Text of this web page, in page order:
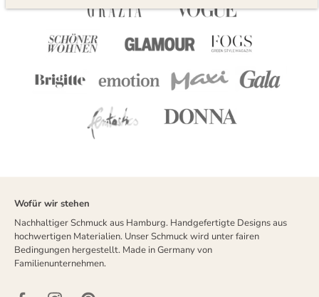
Wofür wir stehen
Nachhaltiger Schmuck aus Hamburg. Handgefertigte Designs aus
hochwertigen Materialien. Unser Schmuck wird unter fairen
Bedingungen hergestellt. Made in Germany von
Familienunternehmen.